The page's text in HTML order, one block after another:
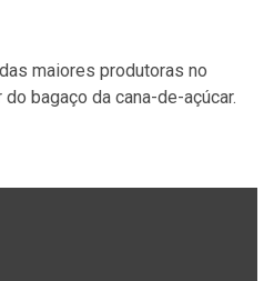
maiores produtoras no
bagaço da cana-de-açúcar.